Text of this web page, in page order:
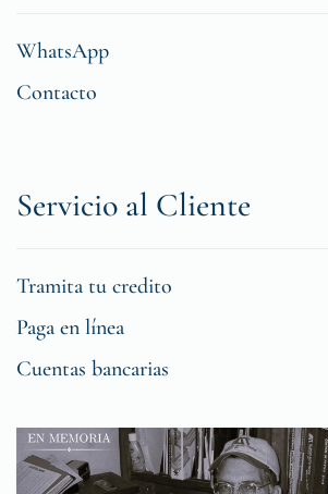
WhatsApp
Contacto
Servicio al Cliente
Tramita tu credito
Paga en línea
Cuentas bancarias